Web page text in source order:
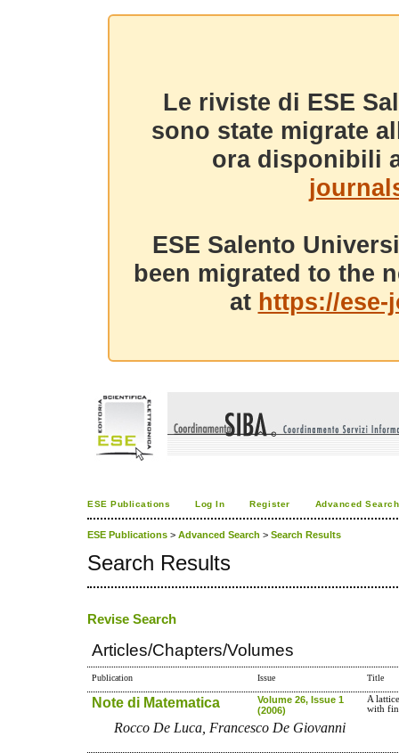
Le riviste di ESE
sono state migrate
ora disponibili
ESE Salento
been migrated to the
at https://
ESE Publications Log In Register Advanced Search
ESE Publications > Advanced Search > Search Results
Search Results
Revise Search
Articles/Chapters/Volumes
Publication Issue Title
Note di Matematica
Volume 26, Issue 1
(2006)
A
with
Rocco De Luca, Francesco De Giovanni